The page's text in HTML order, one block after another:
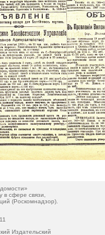
сфере связи,
(Роскомнадзор).
Издательский